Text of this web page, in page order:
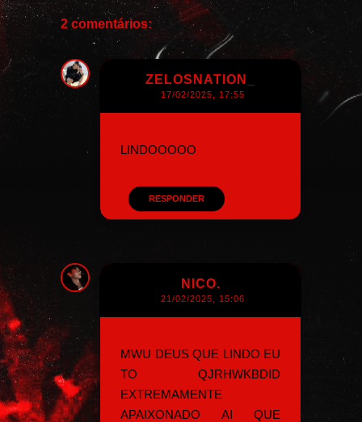
2 comentários:
ZELOSNATION_
17/02/2025, 17:55
LINDOOOOO
RESPONDER
NICO.
21/02/2025, 15:06
MWU DEUS QUE LINDO EU
TO QJRHWKBDID
EXTREMAMENTE
APAIXONADO AI QUE